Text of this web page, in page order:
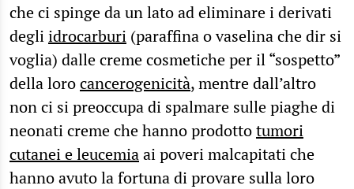
che ci spinge da un lato ad eliminare i derivati
degliidrocarburi (paraffina o vaselina che dir si
voglia) dalle creme cosmetiche per il “sospetto”
della lorocancerogenicità, mentre dall’altro
non ci si preoccupa di spalmare sulle piaghe di
neonati creme che hanno prodottotumori
cutanei e leucemiaai poveri malcapitati che
hanno avuto la fortuna di provare sulla loro